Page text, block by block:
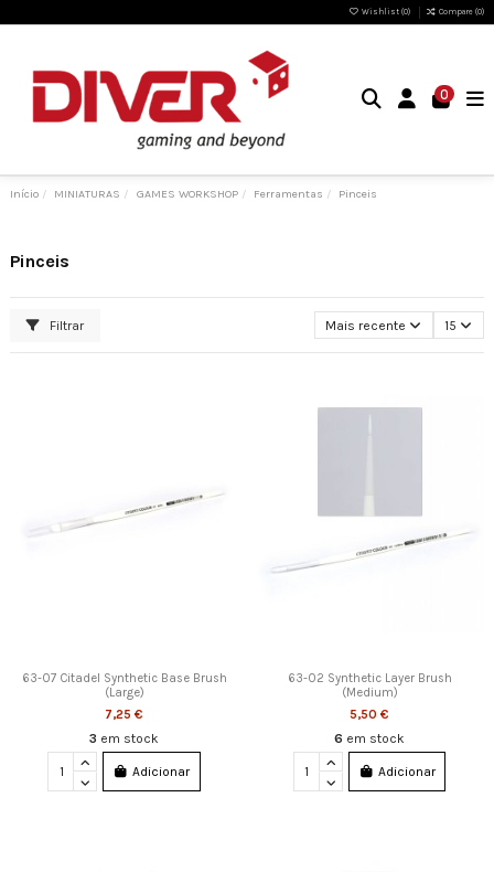
Wishlist (0) Compare (0)
0
Início MINIATURAS GAMES WORKSHOP Ferramentas Pinceis
Pinceis
Filtrar Mais recente 15
63-07 Citadel Synthetic Base Brush
(Large)
7,25 €
3 em stock
Adicionar
63-02 Synthetic Layer Brush
(Medium)
5,50 €
6 em stock
Adicionar